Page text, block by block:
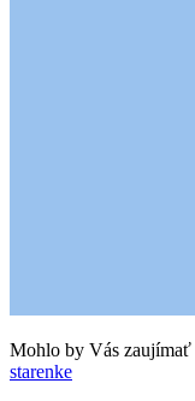
Mohlo by Vás zaujímať
starenke